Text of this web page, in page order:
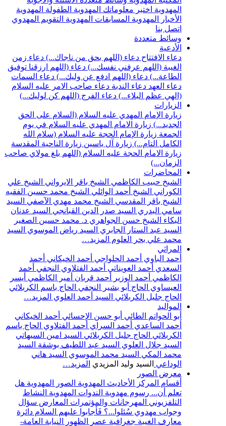
المهدوية اختبر معلوماتك المهدوية الطفولة المهدوية
الأخبار المهدوية المسابقات المهدوية التقويم المهدوي
اتصل بنا
وسائط متعددة
الأدعية
دعاء الافتتاح دعاء (اللهم بحق من ناجاك...) دعاء زمن
الغيبة (اللهم عرفني نفسك...) دعاء (اللهم ارزقنا توفيق
الطاعة...) دعاء (اللهم ادفع عن وليك...) دعاء السمات
دعاء العهد دعاء الندبة دعاء صاحب الامر عليه السلام
(الهي عظم البلاء...) دعاء الفرج (اللهم كن لوليك...)
الزيارات
زيارة الإمام المهدي عليه السلام (السلام على الحق
الجديد...) زيارة الامام المهدي عليه السلام في يوم
الجمعة زيارة الإمام الحجة عليه السلام (سلام الله
الكامل التام...) زيارة آل ياسين زيارة الناحية المقدسة
زيارة الامام الحجة عليه السلام (اللهم بلغ مولاي صاحب
الزمان...)
المحاضرات
الشيخ حبيب الكاظمي الشيخ باقر الايرواني الشيخ علي
الكوراني الشيخ أحمد الوائلي الشيخ محمد حسين الفقيه
الشيخ باقر المقدسي الشيخ محمد مهدي الآصفي السيد
سامي البدري السيد صدر الدين القبانجي السيد عدنان
البكاء الشيخ حسن الجواهري د. محمد حسين الصغير
السيد عبد الستار الجابري السيد رياض الموسوي السيد
محمد علي بحر العلوم المزيد…
المراثي
أحمد الباوي أحمد الحلواجي أحمد الخيكاني أحمد
السعدي أحمد العويناتي أحمد الفتلاوي النجفي أحمد
الكاظمي أحمد الوزير أحمد قربان أمير الكاظمي أيسر
العيساوي الحاج أبو بشير النجفي الحاج باسم الكربلائي
الحاج جليل الكربلائي السيد أحمد العلوي المزيد…
المواليد
أبو الحواتم الطائي أبو حسن الإحسائي أحمد الخيكاني
أحمد الساعدي أحمد السراي أحمد الفتلاوي الحاج باسم
الكربلائي الحاج جليل الكربلائي السيد امين السيهاتي
السيد جلال العلوي السيد عبد اللطيف بوشقة السيد
محمد المكي السيد محمد الموسوي السيد هاني
الوداعي السيد وليد المزيدي المزيد…
معرض الصور
أقسام المركز
الأحاديث المهدوية الصور المهدوية هل
تعلم أن... رسوم مهدوية الندوات المهدوية النشاط
التلفزيوني المهرجانات والمؤتمرات المعارض سؤال
وجواب مهدوي سُئلوا...؟ فَأجابوا عليهم السلام دائرة
معارف الغيبة جغرافية عصر الظهور
النيابة العامة-